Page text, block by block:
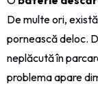
De multe ori,
pornească deloc.
neplăcută în
problema apare